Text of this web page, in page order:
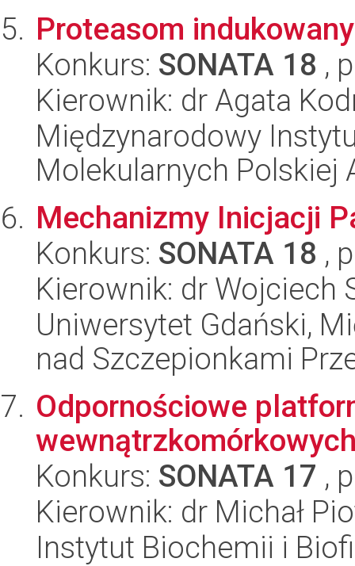
Proteasom
Konkurs: SONATA 18 ,
Kierownik: dr Agata
Międzynarodowy
Molekularnych Polskiej
Mechanizmy Inicjacji
Konkurs: SONATA 18 ,
Kierownik: dr Wojciech
Uniwersytet Gdański,
nad Szczepionkami
Odpornościowe
Konkurs: SONATA 17 ,
Kierownik: dr Michał
Instytut Biochemii i